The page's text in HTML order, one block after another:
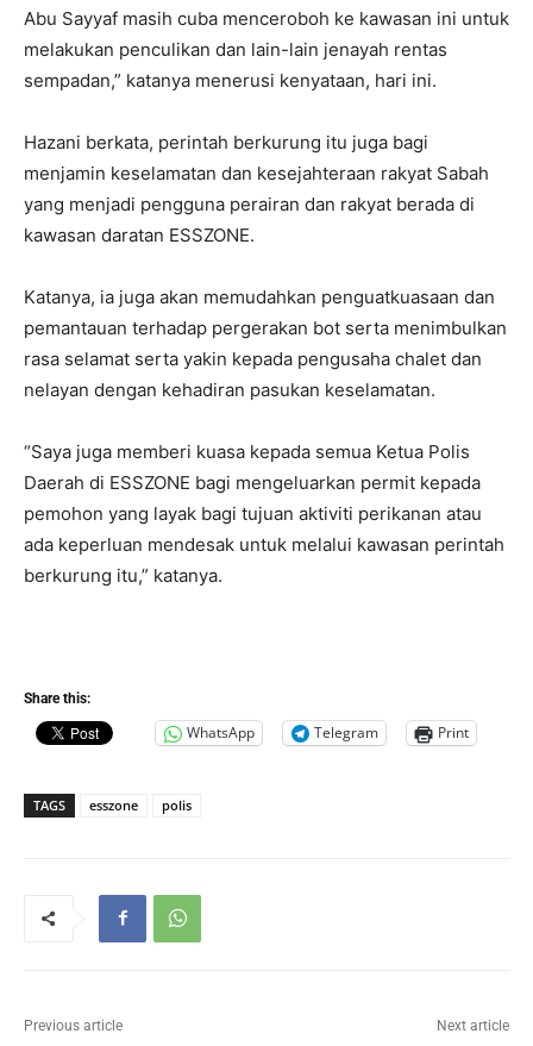
Abu Sayyaf masih cuba menceroboh ke kawasan ini untuk
melakukan penculikan dan lain-lain jenayah rentas
sempadan,” katanya menerusi kenyataan, hari ini.
Hazani berkata, perintah berkurung itu juga bagi
menjamin keselamatan dan kesejahteraan rakyat Sabah
yang menjadi pengguna perairan dan rakyat berada di
kawasan daratan ESSZONE.
Katanya, ia juga akan memudahkan penguatkuasaan dan
pemantauan terhadap pergerakan bot serta menimbulkan
rasa selamat serta yakin kepada pengusaha chalet dan
nelayan dengan kehadiran pasukan keselamatan.
“Saya juga memberi kuasa kepada semua Ketua Polis
Daerah di ESSZONE bagi mengeluarkan permit kepada
pemohon yang layak bagi tujuan aktiviti perikanan atau
ada keperluan mendesak untuk melalui kawasan perintah
berkurung itu,” katanya.
Share this:
WhatsApp Telegram Print
TAGS esszone polis
Previous article Next article